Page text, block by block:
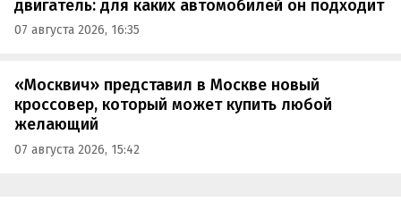
двигатель: для каких автомобилей он подходит
07 августа 2026, 16:35
«Москвич» представил в Москве новый
кроссовер, который может купить любой
желающий
07 августа 2026, 15:42